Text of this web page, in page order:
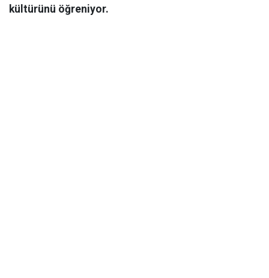
kültürünü öğreniyor.